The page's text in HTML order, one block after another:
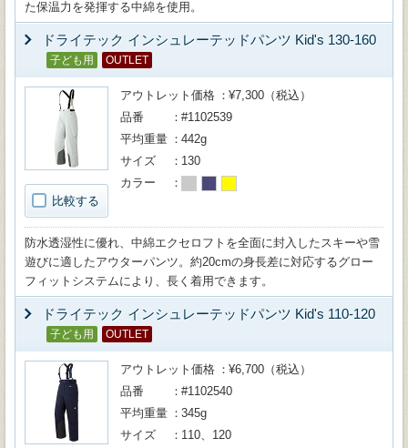
た保温力を発揮する中綿を使用。
ドライテック インシュレーテッドパンツ Kid's 130-160
子ども用 OUTLET
比較する
アウトレット価格
¥7,300（税込）
品番
#1102539
平均重量
442g
サイズ
130
カラー
防水透湿性に優れ、中綿エクセロフトを全面に封入したスキーや雪
遊びに適したアウターパンツ。約20cmの身長差に対応するグロー
フィットシステムにより、長く着用できます。
ドライテック インシュレーテッドパンツ Kid's 110-120
子ども用 OUTLET
アウトレット価格
¥6,700（税込）
品番
#1102540
平均重量
345g
サイズ
110、120